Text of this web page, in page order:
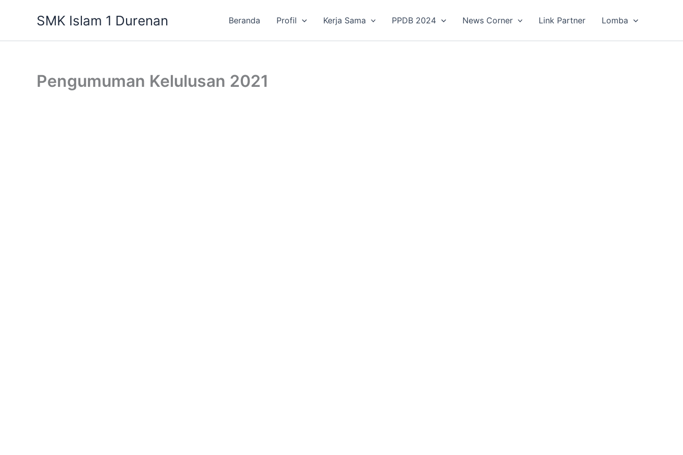
SMK Islam 1 Durenan Beranda Profil Kerja Sama PPDB 2024 News Corner Link Partner Lomba
Pengumuman Kelulusan 2021